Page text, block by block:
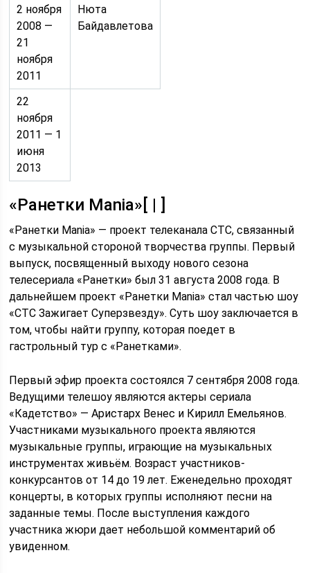
2 ноября
2008 —
21
ноября
2011
Нюта
Байдавлетова
22
ноября
2011 — 1
июня
2013
«Ранетки Mania»[ | ]
«Ранетки Mania» — проект телеканала СТС, связанный
с музыкальной стороной творчества группы. Первый
выпуск, посвященный выходу нового сезона
телесериала «Ранетки» был 31 августа 2008 года. В
дальнейшем проект «Ранетки Mania» стал частью шоу
«СТС Зажигает Суперзвезду». Суть шоу заключается в
том, чтобы найти группу, которая поедет в
гастрольный тур с «Ранетками».
Первый эфир проекта состоялся 7 сентября 2008 года.
Ведущими телешоу являются актеры сериала
«Кадетство» — Аристарх Венес и Кирилл Емельянов.
Участниками музыкального проекта являются
музыкальные группы, играющие на музыкальных
инструментах живьём. Возраст участников-
конкурсантов от 14 до 19 лет. Еженедельно проходят
концерты, в которых группы исполняют песни на
заданные темы. После выступления каждого
участника жюри дает небольшой комментарий об
увиденном.